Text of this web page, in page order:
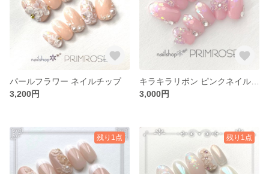
パールフラワー ネイルチップ
3,200円
3,000円
残り1点 残り1点